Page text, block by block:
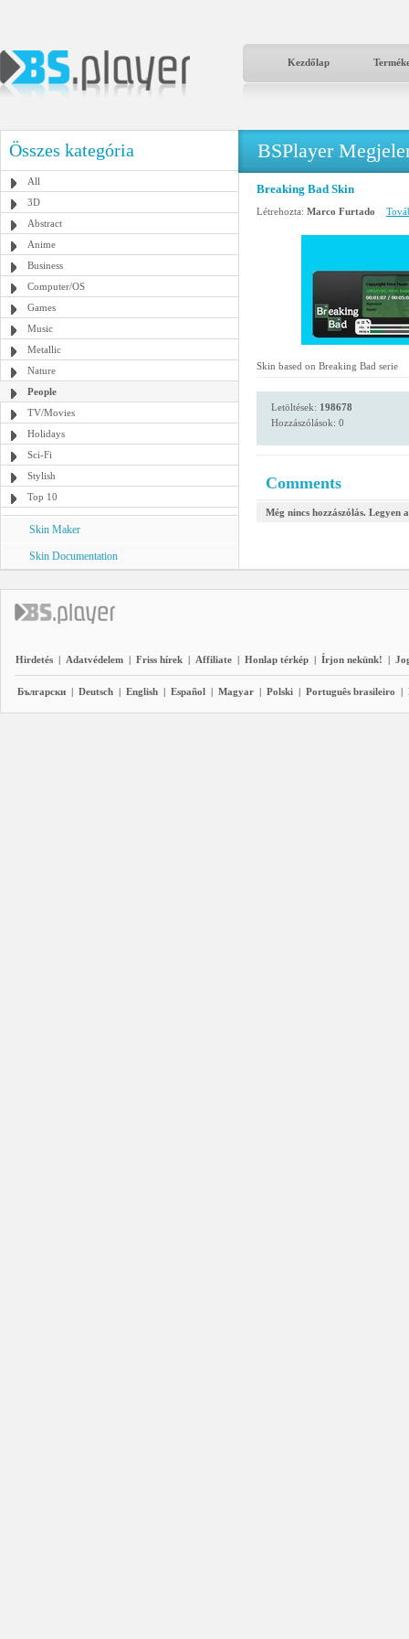
Kezdőlap
Összes kategória
All
3D
Abstract
Anime
Business
Computer/OS
Games
Music
Metallic
Nature
People
TV/Movies
Holidays
Sci-Fi
Stylish
Top 10
Skin Maker
Skin Documentation
BSPlayer
Breaking Bad Skin
Létrehozta: Marco Furtado
Skin based on Breaking Bad serie
Letöltések: 198678
Hozzászólások: 0
Comments
Még nincs hozzászólás. Legyen
Hirdetés | Adatvédelem | Friss hírek | Affiliate | Honlap térkép | Írjon nekünk! |
Български | Deutsch | English | Español | Magyar | Polski | Português brasileiro |